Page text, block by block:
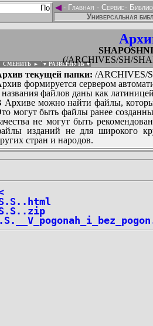
◄- Главная - Сервис-
Универсальная
(/ARCHIVES/SH/
СМЕНИТЬ ► ▼ РАЗВЕРНУТЬ ▼
текущей папки: /ARCHIVES/
формируется сервером
названия файлов даны как
Архиве можно найти файлы,
могут быть файлы ранее
не могут быть
изданий не для широкого
стран и народов.